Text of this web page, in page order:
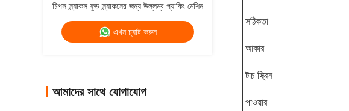
চিপস স্ন্যাকস ফুড স্ন্যাকসের জন্য উল্লম্ব প্যাকিং মেশিন
এখন চ্যাট করুন
আমাদের সাথে যোগাযোগ
সঠিকতা
আকার
টাচ স্ক্রিন
পাওয়ার